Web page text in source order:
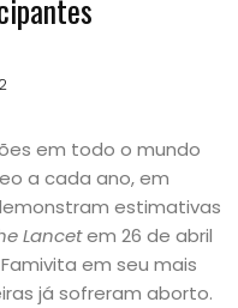
em todo o mundo
a cada ano, em
estimativas
Lancetem 26 de abril
em seu mais
já sofreram aborto.